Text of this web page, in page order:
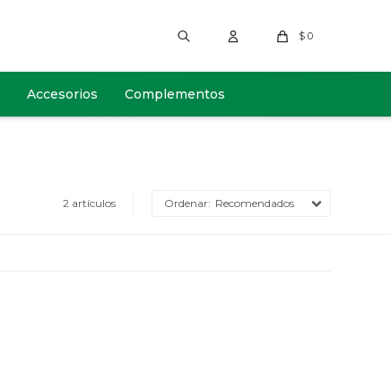
Accesorios Complementos
$ 0
2 artículos Recomendados